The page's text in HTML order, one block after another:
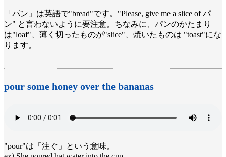
「パン」は英語で"bread"です。"Please, give me a slice of パ
ン" と言わないように要注意。ちなみに、パンのかたまり
は"loaf"、薄く切ったものが"slice"、焼いたものは "toast"にな
ります。
pour some honey over the bananas
"pour"は「注ぐ」という意味。